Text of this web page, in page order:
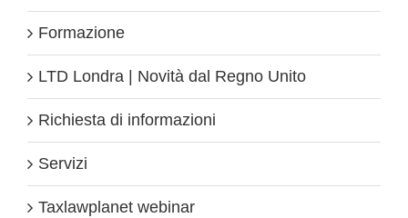
Formazione
LTD Londra | Novità dal Regno Unito
Richiesta di informazioni
Servizi
Taxlawplanet webinar